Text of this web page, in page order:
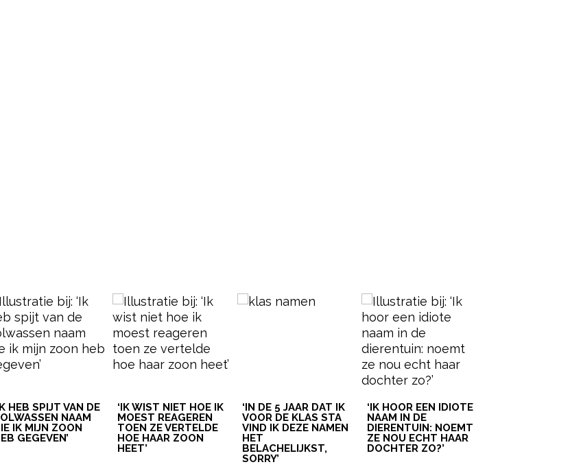
HEB SPIJT VAN DE
NAAM
IK MIJN ZOON
GEGEVEN’
‘IK WIST NIET HOE IK
MOEST REAGEREN
TOEN ZE VERTELDE
HOE HAAR ZOON
HEET’
‘IN DE 5 JAAR DAT IK
VOOR DE KLAS STA
VIND IK DEZE NAMEN
HET
BELACHELIJKST,
SORRY’
‘IK HOOR EEN IDIOTE
NAAM IN DE
DIERENTUIN: NOEMT
ZE NOU ECHT HAAR
DOCHTER ZO?’